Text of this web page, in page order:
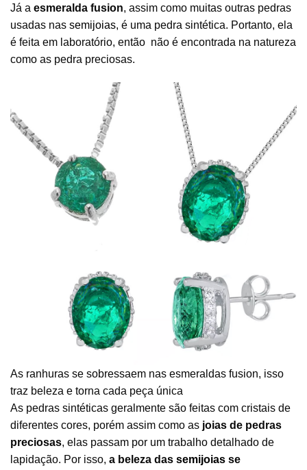
Já a esmeralda fusion, assim como muitas outras pedras
usadas nas semijoias, é uma pedra sintética. Portanto, ela
é feita em laboratório, então não é encontrada na natureza
como as pedra preciosas.
As ranhuras se sobressaem nas esmeraldas fusion, isso
traz beleza e torna cada peça única
As pedras sintéticas geralmente são feitas com cristais de
diferentes cores, porém assim como as joias de pedras
preciosas, elas passam por um trabalho detalhado de
lapidação. Por isso, a beleza das semijoias se